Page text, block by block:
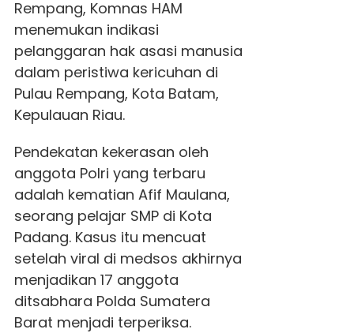
Rempang, Komnas HAM
menemukan indikasi
pelanggaran hak asasi manusia
dalam peristiwa kericuhan di
Pulau Rempang, Kota Batam,
Kepulauan Riau.
Pendekatan kekerasan oleh
anggota Polri yang terbaru
adalah kematian Afif Maulana,
seorang pelajar SMP di Kota
Padang. Kasus itu mencuat
setelah viral di medsos akhirnya
menjadikan 17 anggota
ditsabhara Polda Sumatera
Barat menjadi terperiksa.